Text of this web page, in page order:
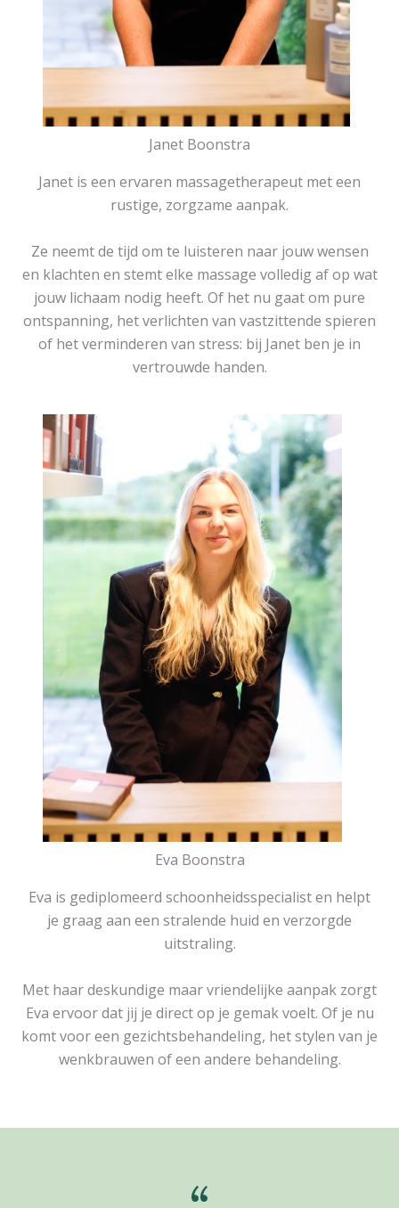
Janet Boonstra
Janet is een ervaren massagetherapeut met een
rustige, zorgzame aanpak.
Ze neemt de tijd om te luisteren naar jouw wensen
en klachten en stemt elke massage volledig af op wat
jouw lichaam nodig heeft. Of het nu gaat om pure
ontspanning, het verlichten van vastzittende spieren
of het verminderen van stress: bij Janet ben je in
vertrouwde handen.
Eva Boonstra
Eva is gediplomeerd schoonheidsspecialist en helpt
je graag aan een stralende huid en verzorgde
uitstraling.
Met haar deskundige maar vriendelijke aanpak zorgt
Eva ervoor dat jij je direct op je gemak voelt. Of je nu
komt voor een gezichtsbehandeling, het stylen van je
wenkbrauwen of een andere behandeling.